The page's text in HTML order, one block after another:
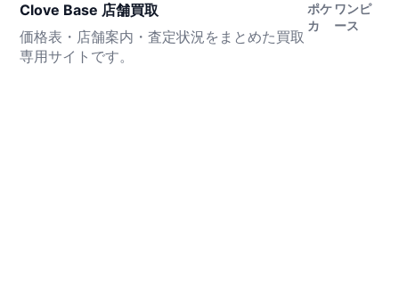
Clove Base 店舗買取
価格表・店舗案内・査定状況をまとめた買取
専用サイトです。
ポケ
カ
ワンピ
ース